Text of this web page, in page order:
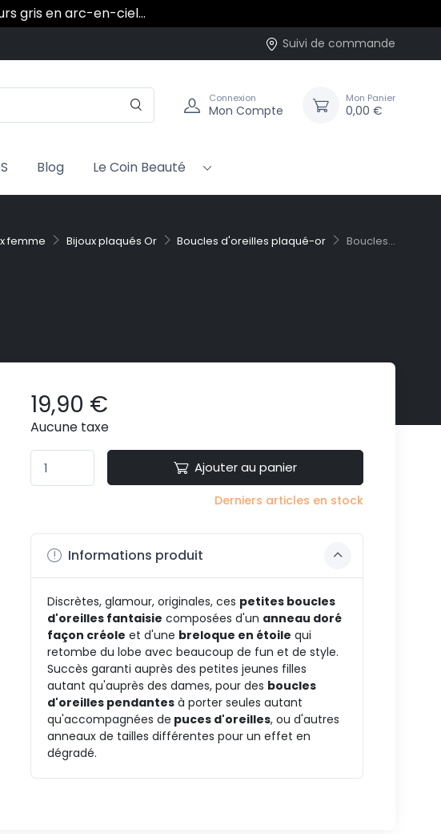
gris en arc-en-ciel…
Suivi de commande
Connexion
Mon Compte
Mon Panier
0,00 €
Blog Le Coin Beauté
femme Bijoux plaqués Or Boucles d'oreilles plaqué-or Boucles...
19,90 €
Aucune taxe
Ajouter au panier
Derniers articles en stock
Informations produit
Discrètes, glamour, originales, ces petites boucles
d'oreilles fantaisie composées d'un anneau doré
façon créole et d'une breloque en étoile qui
retombe du lobe avec beaucoup de fun et de style.
Succès garanti auprès des petites jeunes filles
autant qu'auprès des dames, pour des boucles
d'oreilles pendantesà porter seules autant
qu'accompagnées de puces d'oreilles, ou d'autres
anneaux de tailles différentes pour un effet en
dégradé.